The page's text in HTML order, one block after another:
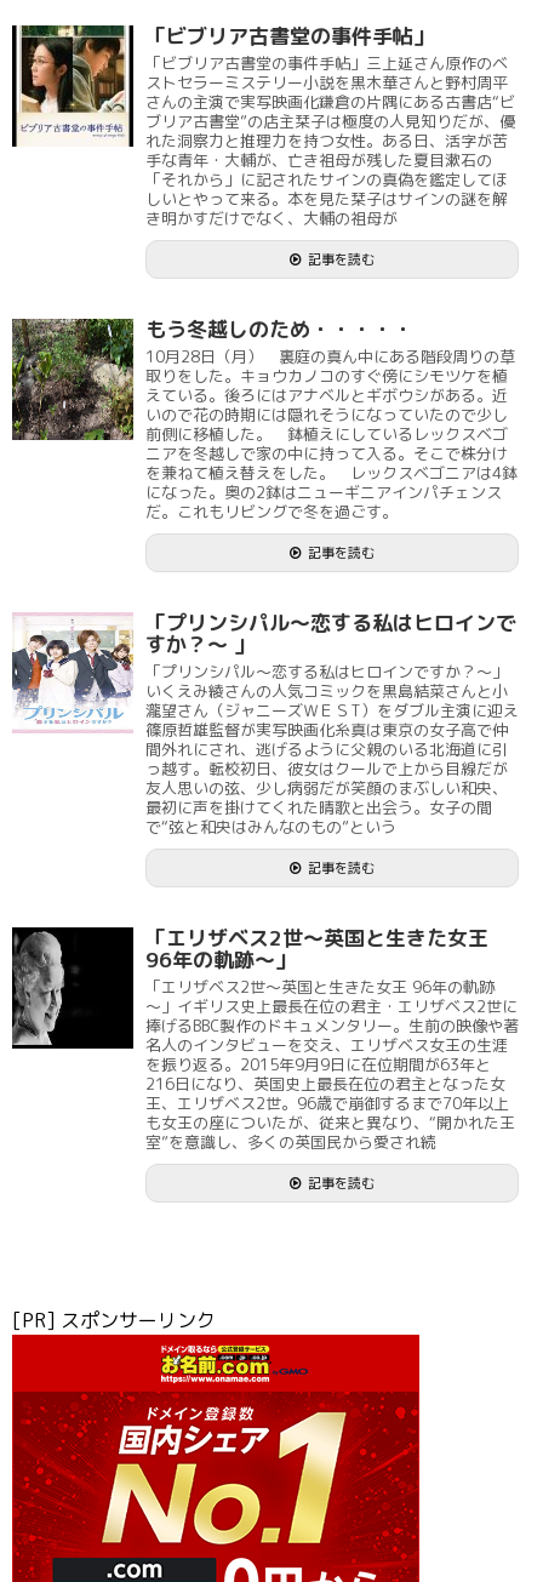
「ビブリア古書堂の事件手帖」
「ビブリア古書堂の事件手帖」三上延さん原作のベ
ストセラーミステリー小説を黒木華さんと野村周平
さんの主演で実写映画化鎌倉の片隅にある古書店“ビ
ブリア古書堂”の店主栞子は極度の人見知りだが、優
れた洞察力と推理力を持つ女性。ある日、活字が苦
手な青年・大輔が、亡き祖母が残した夏目漱石の
「それから」に記されたサインの真偽を鑑定してほ
しいとやって来る。本を見た栞子はサインの謎を解
き明かすだけでなく、大輔の祖母が
記事を読む
もう冬越しのため・・・・・
10月28日（月） 裏庭の真ん中にある階段周りの草
取りをした。キョウカノコのすぐ傍にシモツケを植
えている。後ろにはアナベルとギボウシがある。近
いので花の時期には隠れそうになっていたので少し
前側に移植した。 鉢植えにしているレックスベゴ
ニアを冬越しで家の中に持って入る。そこで株分け
を兼ねて植え替えをした。 レックスベゴニアは4鉢
になった。奥の2鉢はニューギニアインパチェンス
だ。これもリビングで冬を過ごす。
記事を読む
「プリンシパル～恋する私はヒロインで
すか？～ 」
「プリンシパル～恋する私はヒロインですか？～」
いくえみ綾さんの人気コミックを黒島結菜さんと小
瀧望さん（ジャニーズＷＥＳT）をダブル主演に迎え
篠原哲雄監督が実写映画化糸真は東京の女子高で仲
間外れにされ、逃げるように父親のいる北海道に引
っ越す。転校初日、彼女はクールで上から目線だが
友人思いの弦、少し病弱だが笑顔のまぶしい和央、
最初に声を掛けてくれた晴歌と出会う。女子の間
で“弦と和央はみんなのもの”という
記事を読む
「エリザベス2世～英国と生きた女王
96年の軌跡～」
「エリザベス2世～英国と生きた女王 96年の軌跡
～」イギリス史上最長在位の君主・エリザベス2世に
捧げるBBC製作のドキュメンタリー。生前の映像や著
名人のインタビューを交え、エリザベス女王の生涯
を振り返る。2015年9月9日に在位期間が63年と
216日になり、英国史上最長在位の君主となった女
王、エリザベス2世。96歳で崩御するまで70年以上
も女王の座についたが、従来と異なり、“開かれた王
室”を意識し、多くの英国民から愛され続
記事を読む
[PR] スポンサーリンク